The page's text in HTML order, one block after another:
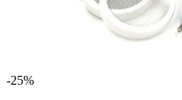
-25%